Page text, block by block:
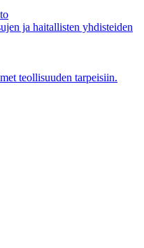
ja haitallisten yhdisteiden
teollisuuden tarpeisiin.